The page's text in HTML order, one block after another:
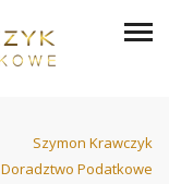
Szymon Krawczyk
Doradztwo Podatkowe